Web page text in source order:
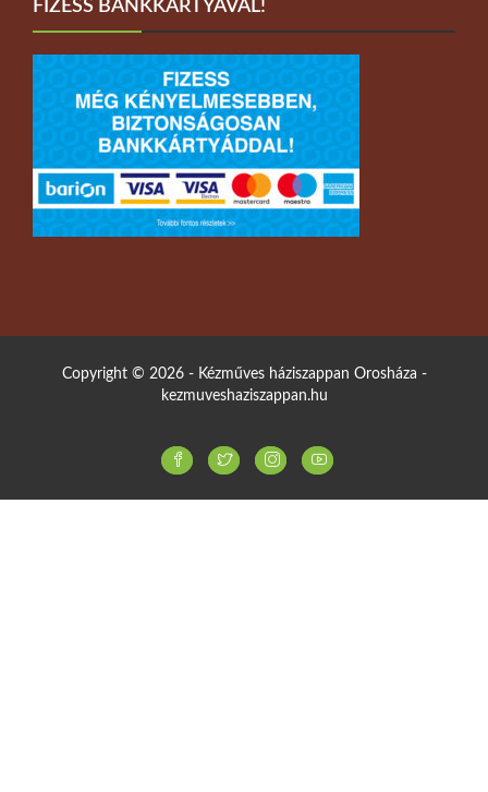
FIZESS BANKKÁRTYÁVAL!
Copyright © 2026 - Kézműves háziszappan Orosháza -
kezmuveshaziszappan.hu